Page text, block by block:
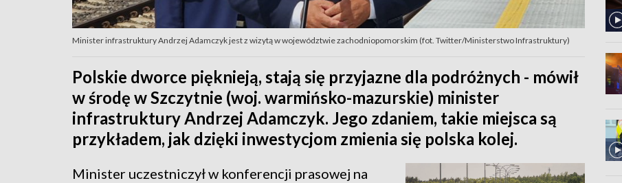
Minister infrastruktury Andrzej Adamczyk jest z wizytą w województwie zachodniopomorskim (fot. Twitter/Ministerstwo Infrastruktury)
Polskie dworce pięknieją, stają się przyjazne dla podróżnych - mówił
w środę w Szczytnie (woj. warmińsko-mazurskie) minister
infrastruktury Andrzej Adamczyk. Jego zdaniem, takie miejsca są
przykładem, jak dzięki inwestycjom zmienia się polska kolej.
Minister uczestniczył w konferencji prasowej na